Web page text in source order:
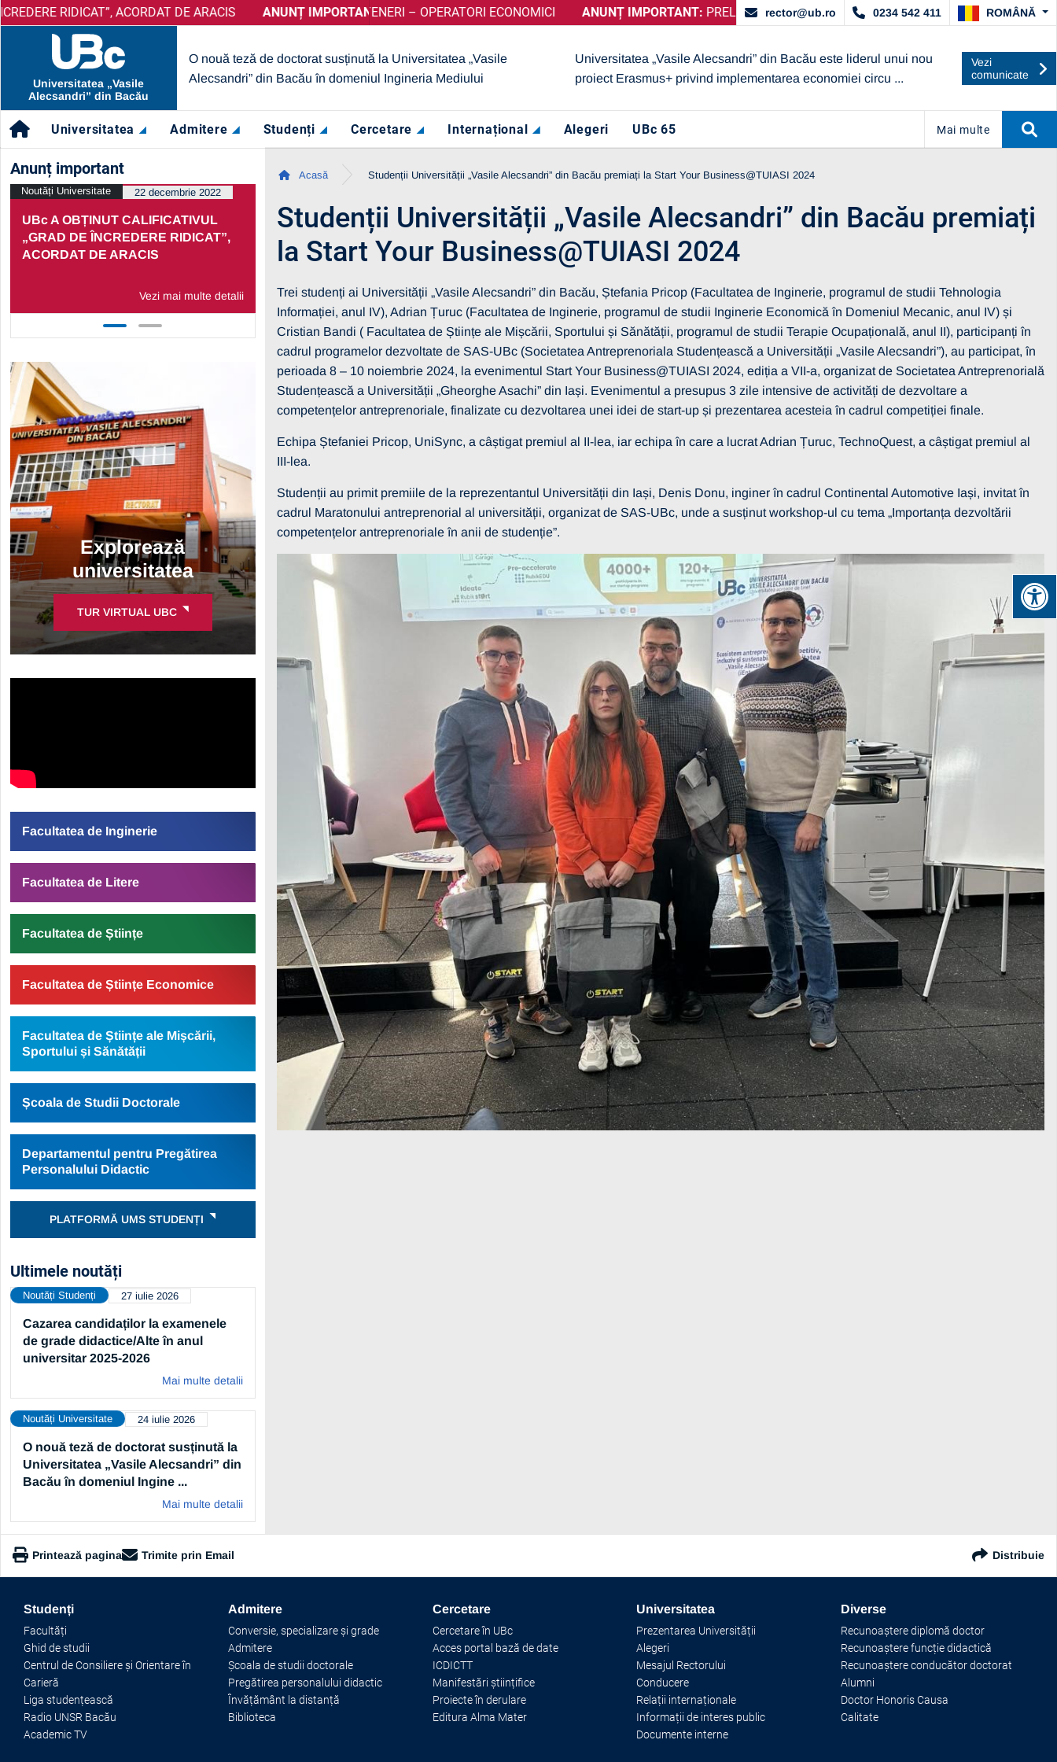
ANUNȚ IMPORTANT: UBc A OBȚINUT
ACORDAT DE ARACIS ANUNȚ IMPORTANT:UBc A OBȚINUT CALIFICATIVUL „GRAD DE ÎNCREDERE RIDICAT”, ACORDAT DE ARACIS
ANUNȚ IMPORTANT:PRELUNGIRE SELECȚIE PARTENERI – OPERATORI ECONOMICI ANUNȚ IMPORTANT:PRELUNGIRE SELECȚIE PARTENERI – OPERATORI ECONOMICI
rector@ub.ro 0234 542 411 ROMÂNĂ
Universitatea „Vasile
Alecsandri” din Bacău
O nouă teză de doctorat susținută la Universitatea „Vasile
Alecsandri” din Bacău în domeniul Ingineria Mediului
Universitatea „Vasile Alecsandri” din Bacău este liderul unui nou
proiect Erasmus+ privind implementarea economiei circu ...
Vezi
comunicate
Universitatea Admitere Studenți Cercetare Internațional Alegeri UBc 65 Mai multe
Anunț important
UBc A OBȚINUT CALIFICATIVUL
„GRAD DE ÎNCREDERE RIDICAT”,
ACORDAT DE ARACIS
Vezi mai multe detalii
Noutăți Universitate 22 decembrie 2022
PRELUNGIRE SELECȚIE
PARTENERI – OPERATORI
ECONOMICI
Vezi mai multe detalii
Explorează
universitatea
TUR VIRTUAL UBC
Facultatea de Inginerie
Facultatea de Litere
Facultatea de Științe
Facultatea de Științe Economice
Facultatea de Științe ale Mișcării,
Sportului și Sănătății
Școala de Studii Doctorale
Departamentul pentru Pregătirea
Personalului Didactic
PLATFORMĂ UMS STUDENȚI
Ultimele noutăți
Cazarea candidaților la examenele
de grade didactice/Alte în anul
universitar 2025-2026
Mai multe detalii
Noutăți Studenți 27 iulie 2026
O nouă teză de doctorat susținută la
Universitatea „Vasile Alecsandri” din
Bacău în domeniul Ingine ...
Mai multe detalii
Noutăți Universitate 24 iulie 2026
Acasă Studenții Universității „Vasile Alecsandri” din Bacău premiați la Start Your Business@TUIASI 2024
Studenții Universității „Vasile Alecsandri” din Bacău premiați
la Start Your Business@TUIASI 2024
Trei studenți ai Universității „Vasile Alecsandri” din Bacău, Ștefania Pricop (Facultatea de Inginerie, programul de studii Tehnologia
Informației, anul IV), Adrian Țuruc (Facultatea de Inginerie, programul de studii Inginerie Economică în Domeniul Mecanic, anul IV) și
Cristian Bandi ( Facultatea de Științe ale Mișcării, Sportului și Sănătății, programul de studii Terapie Ocupațională, anul II), participanți în
cadrul programelor dezvoltate de SAS-UBc (Societatea Antreprenoriala Studențească a Universității „Vasile Alecsandri”), au participat, în
perioada 8 – 10 noiembrie 2024, la evenimentul Start Your Business@TUIASI 2024, ediția a VII-a, organizat de Societatea Antreprenorială
Studențească a Universității „Gheorghe Asachi” din Iași. Evenimentul a presupus 3 zile intensive de activități de dezvoltare a
competențelor antreprenoriale, finalizate cu dezvoltarea unei idei de start-up și prezentarea acesteia în cadrul competiției finale.
Echipa Ștefaniei Pricop, UniSync, a câștigat premiul al II-lea, iar echipa în care a lucrat Adrian Țuruc, TechnoQuest, a câștigat premiul al
III-lea.
Studenții au primit premiile de la reprezentantul Universității din Iași, Denis Donu, inginer în cadrul Continental Automotive Iași, invitat în
cadrul Maratonului antreprenorial al universității, organizat de SAS-UBc, unde a susținut workshop-ul cu tema „Importanța dezvoltării
competențelor antreprenoriale în anii de studenție”.
Printează pagina Trimite prin Email Distribuie
https://www.ub.ro/studentii-universitatii-vasile-alecsandri-din-bacau-premiati-la-start-your-businesstuiasi-2024
Studenți
Facultăți
Ghid de studii
Centrul de Consiliere și Orientare în
Carieră
Liga studențească
Radio UNSR Bacău
Academic TV
Admitere
Conversie, specializare și grade
Admitere
Școala de studii doctorale
Pregătirea personalului didactic
Învățământ la distanță
Biblioteca
Cercetare
Cercetare în UBc
Acces portal bază de date
ICDICTT
Manifestări științifice
Proiecte în derulare
Editura Alma Mater
Universitatea
Prezentarea Universității
Alegeri
Mesajul Rectorului
Conducere
Relații internaționale
Informații de interes public
Documente interne
Diverse
Recunoaștere diplomă doctor
Recunoaștere funcție didactică
Recunoaștere conducător doctorat
Alumni
Doctor Honoris Causa
Calitate